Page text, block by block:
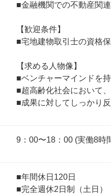
■金融機関での不動産関
【歓迎条件】
■宅地建物取引士の資格
【求める人物像】
■ベンチャーマインドを
■超高齢化社会において
9：00〜18：00 (実働8時
■年間休日120日
■完全週休2日制（土日）